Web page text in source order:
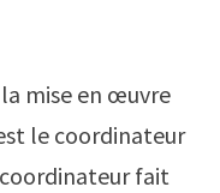
mise en œuvre
le coordinateur
fait